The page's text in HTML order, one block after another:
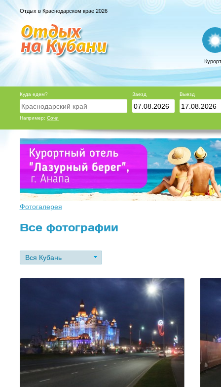
Отдых в Краснодарском крае 2026
Куда едем?
Например: Сочи
Заезд Выезд
Фотогалерея
Все фотографии
Вся Кубань